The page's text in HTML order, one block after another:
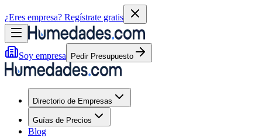
¿Eres empresa? Regístrate gratis
Soy empresa Pedir Presupuesto
Directorio de Empresas
Guías de Precios
Blog